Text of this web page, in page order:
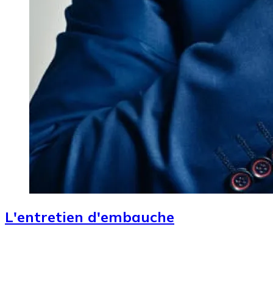
L'entretien d'embauche